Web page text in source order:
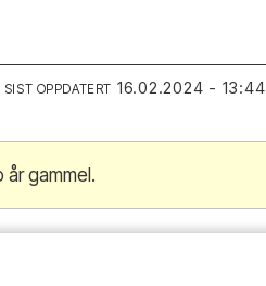
SIST OPPDATERT 16.02.2024 - 13:44
gammel.